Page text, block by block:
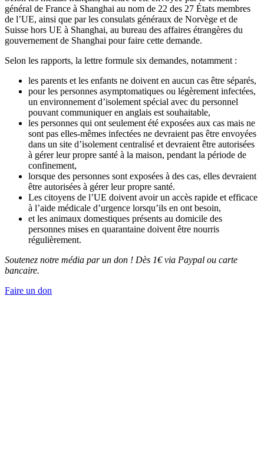
général de France à Shanghai au nom de 22 des 27 États membres
de l’UE, ainsi que par les consulats généraux de Norvège et de
Suisse hors UE à Shanghai, au bureau des affaires étrangères du
gouvernement de Shanghai pour faire cette demande.
Selon les rapports, la lettre formule six demandes, notamment :
les parents et les enfants ne doivent en aucun cas être séparés,
pour les personnes asymptomatiques ou légèrement infectées,
un environnement d’isolement spécial avec du personnel
pouvant communiquer en anglais est souhaitable,
les personnes qui ont seulement été exposées aux cas mais ne
sont pas elles-mêmes infectées ne devraient pas être envoyées
dans un site d’isolement centralisé et devraient être autorisées
à gérer leur propre santé à la maison, pendant la période de
confinement,
lorsque des personnes sont exposées à des cas, elles devraient
être autorisées à gérer leur propre santé.
Les citoyens de l’UE doivent avoir un accès rapide et efficace
à l’aide médicale d’urgence lorsqu’ils en ont besoin,
et les animaux domestiques présents au domicile des
personnes mises en quarantaine doivent être nourris
régulièrement.
Soutenez notre média par un don ! Dès 1€ via Paypal ou carte
bancaire.
Faire un don